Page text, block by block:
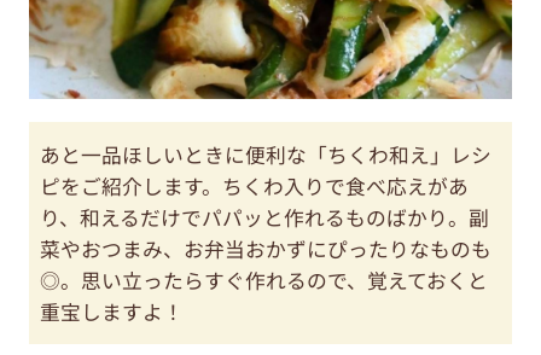
あと一品ほしいときに便利な「ちくわ和え」レシ
ピをご紹介します。ちくわ入りで食べ応えがあ
り、和えるだけでパパッと作れるものばかり。副
菜やおつまみ、お弁当おかずにぴったりなものも
◎。思い立ったらすぐ作れるので、覚えておくと
重宝しますよ！